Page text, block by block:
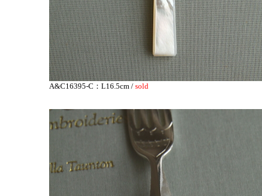
A&C16395-C：L16.5cm / sold